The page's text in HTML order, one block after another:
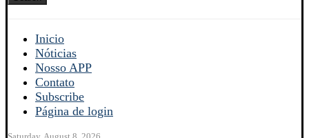
Inicio
Nóticias
Nosso APP
Contato
Subscribe
Página de login